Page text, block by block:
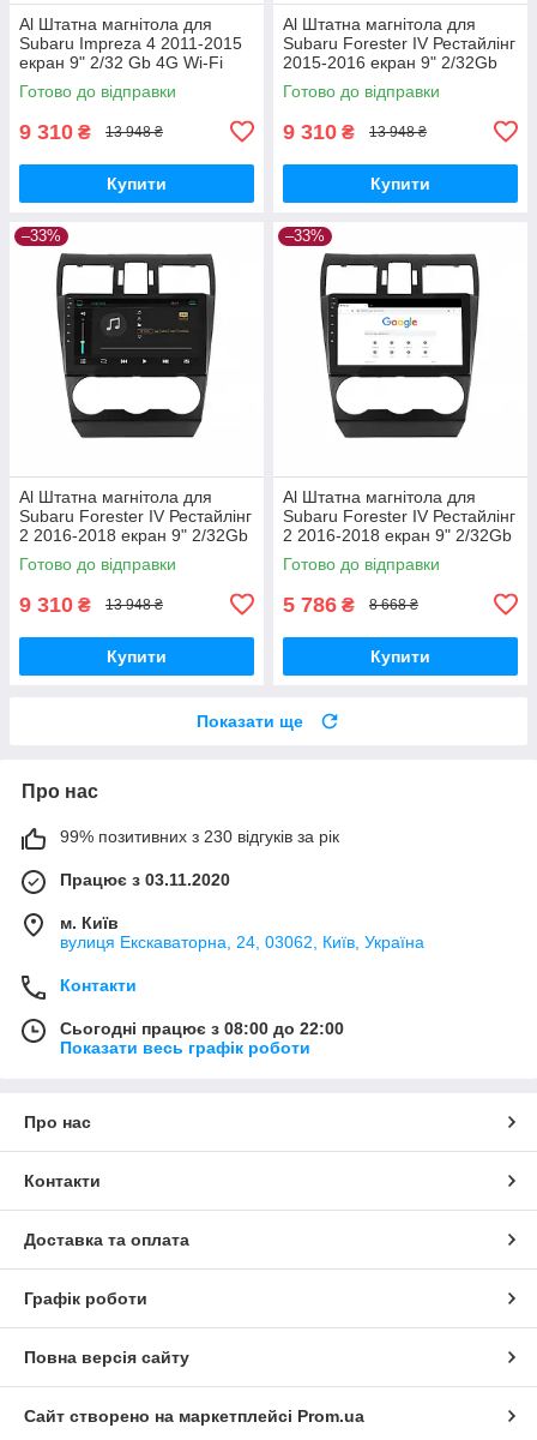
Al Штатна магнітола для
Subaru Impreza 4 2011-2015
екран 9" 2/32 Gb 4G Wi-Fi
GPS Top Android
Готово до відправки
9 310 ₴ 13 948 ₴
Купити
Al Штатна магнітола для
Subaru Forester IV Рестайлінг
2015-2016 екран 9" 2/32Gb
4G Wi-Fi GPS Top Android
Готово до відправки
9 310 ₴ 13 948 ₴
Купити
–33%
Al Штатна магнітола для
Subaru Forester IV Рестайлінг
2 2016-2018 екран 9" 2/32Gb
4G Wi-Fi GPS Top Android
Готово до відправки
9 310 ₴ 13 948 ₴
Купити
–33%
Al Штатна магнітола для
Subaru Forester IV Рестайлінг
2 2016-2018 екран 9" 2/32Gb
Wi-Fi GPS Base Android
Готово до відправки
5 786 ₴ 8 668 ₴
Купити
Показати ще
Про нас
99% позитивних з 230 відгуків за рік
Працює з 03.11.2020
м. Київ
вулиця Екскаваторна, 24, 03062, Київ, Україна
Контакти
Сьогодні працює з 08:00 до 22:00
Показати весь графік роботи
Про нас
Контакти
Доставка та оплата
Графік роботи
Повна версія сайту
Сайт створено на маркетплейсі Prom.ua